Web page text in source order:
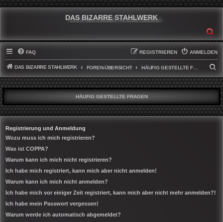
DAS BIZARRE STAHLWERK
FAQ ANMELDEN
REGISTRIEREN
DAS BIZARRE STAHLWERK FOREN-ÜBERSICHT HÄUFIG GESTELLTE FRAGEN
U
C
H
E
HÄUFIG GESTELLTE FRAGEN
Registrierung und Anmeldung
Wozu muss ich mich registrieren?
Was ist COPPA?
Warum kann ich mich nicht registrieren?
Ich habe mich registriert, kann mich aber nicht anmelden!
Warum kann ich mich nicht anmelden?
Ich habe mich vor einiger Zeit registriert, kann mich aber nicht mehr anmelden?!
Ich habe mein Passwort vergessen!
Warum werde ich automatisch abgemeldet?